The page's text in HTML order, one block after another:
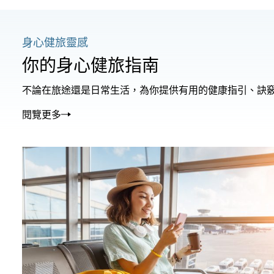
身心健旅靈感
你的身心健旅指南
不論在旅途還是日常生活，為你提供有用的健康指引、訣
閱覽更多